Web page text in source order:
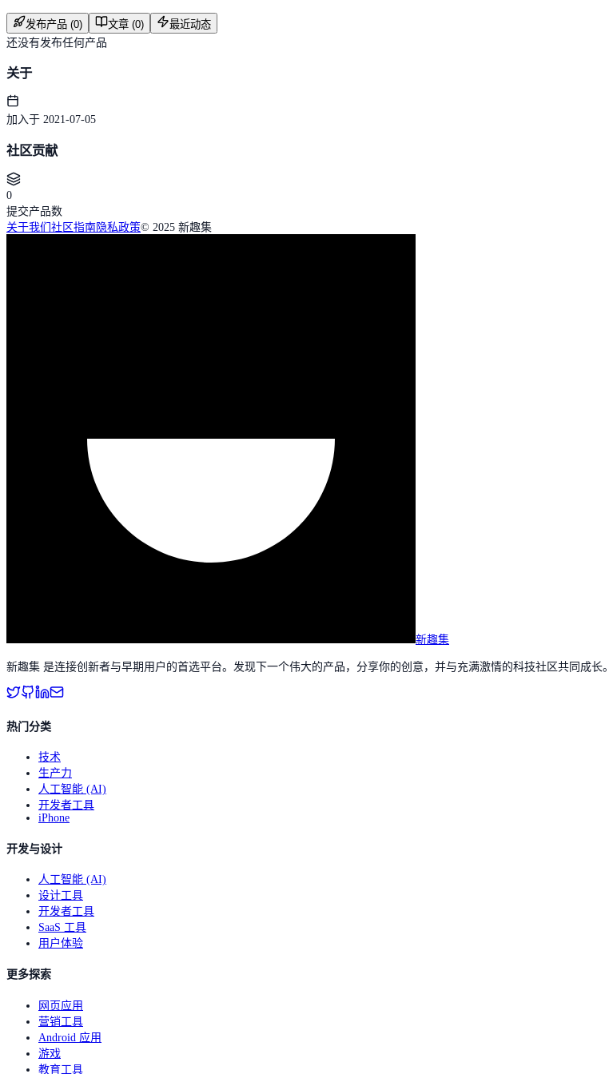
发布产品 (0) 文章 (0)
最近动态
还没有发布任何产品
关于
加入于 2021-07-05
社区贡献
0
提交产品数
关于我们 社区指南隐私政策© 2025 新趣集
新趣集
新趣集 是连接创新者与早期用户的首选平台。发现下一个伟大的产品，分享你的创意，并与充满激情的科技社区共同成长。
热门分类
技术
生产力
人工智能 (AI)
开发者工具
iPhone
开发与设计
人工智能 (AI)
设计工具
开发者工具
SaaS 工具
用户体验
更多探索
网页应用
营销工具
Android 应用
游戏
教育工具